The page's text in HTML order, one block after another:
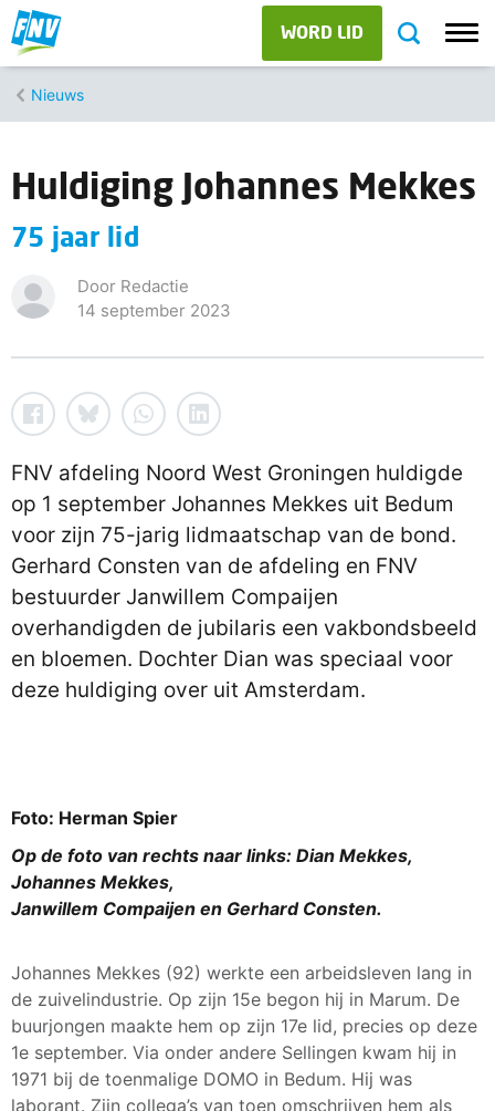
WORD LID
Nieuws
Huldiging Johannes Mekkes
75 jaar lid
Door Redactie
14 september 2023
FNV afdeling Noord West Groningen huldigde
op 1 september Johannes Mekkes uit Bedum
voor zijn 75-jarig lidmaatschap van de bond.
Gerhard Consten van de afdeling en FNV
bestuurder Janwillem Compaijen
overhandigden de jubilaris een vakbondsbeeld
en bloemen. Dochter Dian was speciaal voor
deze huldiging over uit Amsterdam.
Foto: Herman Spier
Op de foto van rechts naar links: Dian Mekkes,
Johannes Mekkes,
Janwillem Compaijen en Gerhard Consten.
Johannes Mekkes (92) werkte een arbeidsleven lang in
de zuivelindustrie. Op zijn 15e begon hij in Marum. De
buurjongen maakte hem op zijn 17e lid, precies op deze
1e september. Via onder andere Sellingen kwam hij in
1971 bij de toenmalige DOMO in Bedum. Hij was
laborant. Zijn collega’s van toen omschrijven hem als